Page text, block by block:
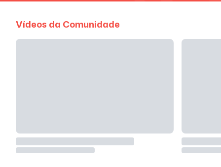
Vídeos da Comunidade